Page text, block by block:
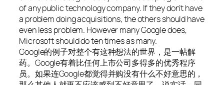
of any public technology company. If they don’t have
a problem doing acquisitions, the others should have
even less problem. However many Google does,
Microsoft should do ten times as many.
Google的例子对整个有这种想法的世界，是一帖解
药。Google有着比任何上市公司多得多的优秀程序
员。如果连Google都觉得并购没有什么不好意思的，